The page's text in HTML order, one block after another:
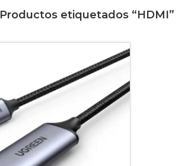
Productos etiquetados “HDMI”